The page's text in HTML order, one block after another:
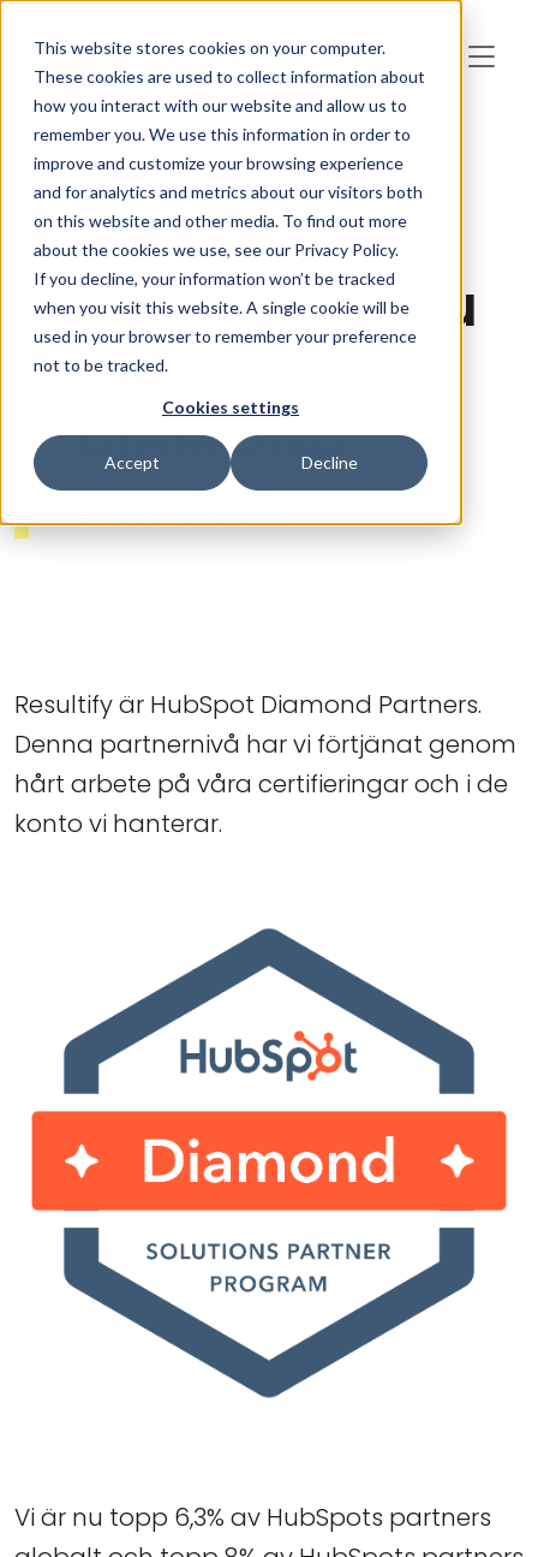
This website stores cookies on your computer.
These cookies are used to collect information about
how you interact with our website and allow us to
remember you. We use this information in order to
improve and customize your browsing experience
and for analytics and metrics about our visitors both
on this website and other media. To find out more
about the cookies we use, see our Privacy Policy.
If you decline, your information won’t be tracked
when you visit this website. A single cookie will be
used in your browser to remember your preference
not to be tracked.
Cookies settings
Accept Decline
Resultify är nu
HubSpot
DIAMOND
Partner
Resultify är HubSpot Diamond Partners.
Denna partnernivå har vi förtjänat genom
hårt arbete på våra certifieringar och i de
konto vi hanterar.
Vi är nu topp 6,3% av HubSpots partners